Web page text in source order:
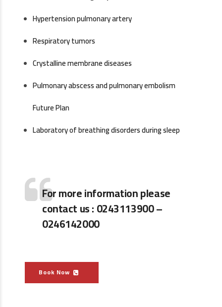
Hypertension pulmonary artery
Respiratory tumors
Crystalline membrane diseases
Pulmonary abscess and pulmonary embolism
Future Plan
Laboratory of breathing disorders during sleep
For more information please
contact us : 0243113900 –
0246142000
Book Now